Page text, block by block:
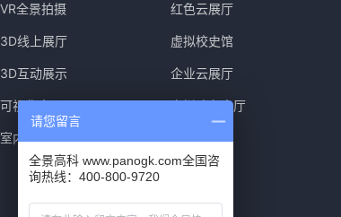
VR全景拍摄
3D线上展厅
3D互动展示
可视化大屏
室内导览导视
红色云展厅
虚拟校史馆
企业云展厅
虚拟政务大厅
请您留言
全景高科 www.panogk.com全国咨
询热线：400-800-9720